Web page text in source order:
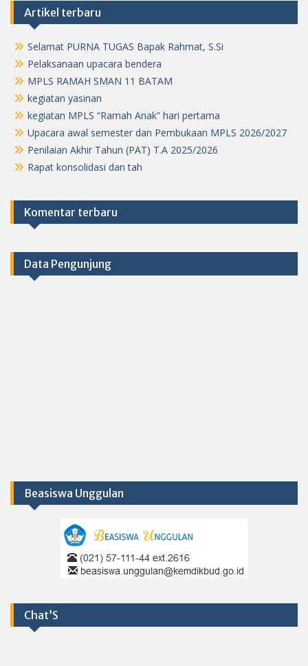
Artikel terbaru
Selamat PURNA TUGAS Bapak Rahmat, S.Si
Pelaksanaan upacara bendera
MPLS RAMAH SMAN 11 BATAM
kegiatan yasinan
kegiatan MPLS “Ramah Anak” hari pertama
Upacara awal semester dan Pembukaan MPLS 2026/2027
Penilaian Akhir Tahun (PAT) T.A 2025/2026
Rapat konsolidasi dan tah
Komentar terbaru
Data Pengunjung
Beasiswa Unggulan
Chat’S